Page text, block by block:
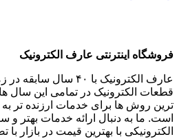
فروشگاه اینترنتی عارف الکترونیک
عارف الکترونیک با ۴۰
قطعات الکترونیک در تمامی این سال ها
ترین روش ها برای خدمات ارزنده تر
است. ما به دنبال ارائه خدمات بهتر
الکترونیکی با بهترین قیمت در بازار